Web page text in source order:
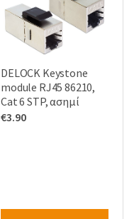
DELOCK Keystone
module RJ45 86210,
Cat 6 STP, ασημί
€3.90